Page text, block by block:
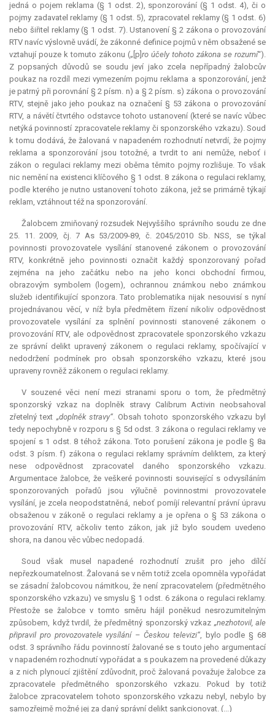
jedná o pojem reklama (§ 1 odst. 2), sponzorování (§ 1 odst. 4), či o
pojmy zadavatel reklamy (§ 1 odst. 5), zpracovatel reklamy (§ 1 odst. 6)
nebo šiřitel reklamy (§ 1 odst. 7). Ustanovení § 2 zákona o provozování
RTV navíc výslovně uvádí, že zákonné definice pojmů v něm obsažené se
vztahují pouze k tomuto zákonu („[p] ro účely tohoto zákona se rozumí“).
Z popsaných důvodů se soudu jeví jako zcela nepřípadný žalobcův
poukaz na rozdíl mezi vymezením pojmu reklama a sponzorování, jenž
je patrný při porovnání § 2 písm. n) a § 2 písm. s) zákona o provozování
RTV, stejně jako jeho poukaz na označení § 53 zákona o provozování
RTV, a návětí čtvrtého odstavce tohoto ustanovení (které se navíc vůbec
netýká povinností zpracovatele reklamy či sponzorského vzkazu). Soud
k tomu dodává, že žalovaná v napadeném rozhodnutí netvrdí, že pojmy
reklama a sponzorování jsou totožné, a tvrdit to ani nemůže, neboť i
zákon o regulaci reklamy mezi oběma těmito pojmy rozlišuje. To však
nic nemění na existenci klíčového § 1 odst. 8 zákona o regulaci reklamy,
podle kterého je nutno ustanovení tohoto zákona, jež se primárně týkají
reklam, vztáhnout též na sponzorování.
Žalobcem zmiňovaný rozsudek Nejvyššího správního soudu ze dne
25. 11. 2009, čj. 7 As 53/2009-89, č. 2045/2010 Sb. NSS, se týkal
povinnosti provozovatele vysílání stanovené zákonem o provozování
RTV, konkrétně jeho povinnosti označit každý sponzorovaný pořad
zejména na jeho začátku nebo na jeho konci obchodní firmou,
obrazovým symbolem (logem), ochrannou známkou nebo známkou
služeb identifikující sponzora. Tato problematika nijak nesouvisí s nyní
projednávanou věcí, v níž byla předmětem řízení nikoliv odpovědnost
provozovatele vysílání za splnění povinnosti stanovené zákonem o
provozování RTV, ale odpovědnost zpracovatele sponzorského vzkazu
ze správní delikt upravený zákonem o regulaci reklamy, spočívající v
nedodržení podmínek pro obsah sponzorského vzkazu, které jsou
upraveny rovněž zákonem o regulaci reklamy.
V souzené věci není mezi stranami sporu o tom, že předmětný
sponzorský vzkaz na doplněk stravy Calibrum Activin neobsahoval
zřetelný text „doplněk stravy“. Obsah tohoto sponzorského vzkazu byl
tedy nepochybně v rozporu s § 5d odst. 3 zákona o regulaci reklamy ve
spojení s 1 odst. 8 téhož zákona. Toto porušení zákona je podle § 8a
odst. 3 písm. f) zákona o regulaci reklamy správním deliktem, za který
nese odpovědnost zpracovatel daného sponzorského vzkazu.
Argumentace žalobce, že veškeré povinnosti související s odvysíláním
sponzorovaných pořadů jsou výlučně povinnostmi provozovatele
vysílání, je zcela neopodstatněná, neboť pomíjí relevantníprávní úpravu
obsaženou v zákoně o regulaci reklamy a je opřena o § 53 zákona o
provozování RTV, ačkoliv tento zákon, jak již bylo soudem uvedeno
shora, na danou věc vůbec nedopadá.
Soud však musel napadené rozhodnutí zrušit pro jeho dílčí
nepřezkoumatelnost. Žalovaná se v něm totiž zcela opomněla vypořádat
se zásadní žalobcovou námitkou, že není zpracovatelem (předmětného
sponzorského vzkazu) ve smyslu § 1 odst. 6 zákona o regulaci reklamy.
Přestože se žalobce v tomto směru hájil poněkud nesrozumitelným
způsobem, když tvrdil, že předmětný sponzorský vzkaz „nezhotovil, ale
připravil pro provozovatele vysílání – Českou televizi“, bylo podle § 68
odst. 3 správního řádu povinností žalované se s touto jeho argumentací
v napadeném rozhodnutí vypořádat a s poukazem na provedené důkazy
a z nich plynoucí zjištění zdůvodnit, proč žalovaná považuje žalobce za
zpracovatele předmětného sponzorského vzkazu. Pokud by totiž
žalobce zpracovatelem tohoto sponzorského vzkazu nebyl, nebylo by
samozřejmě možné jej za daný správní delikt sankcionovat. (...)